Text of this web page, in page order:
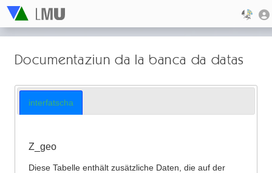
Documentaziun da la banca da datas
interfatscha
Z_geo
Diese Tabelle enthält zusätzliche Daten, die auf der